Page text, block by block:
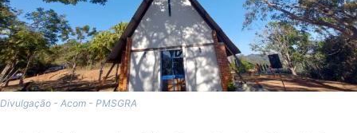
Divulgação - Acom - PMSGRA